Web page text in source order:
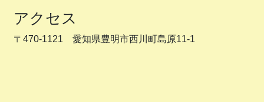
アクセス
〒470-1121 愛知県豊明市西川町島原11-1